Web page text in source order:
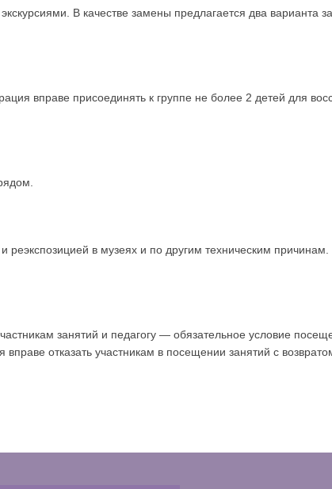
В качестве замены предлагается два варианта
вправе присоединять к группе не более 2 детей для
в музеях и по другим техническим причинам.
занятий и педагогу — обязательное условие
отказать участникам в посещении занятий с